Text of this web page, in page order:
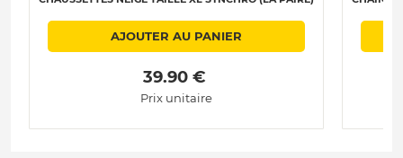
AJOUTER AU PANIER
39.90 €
Prix unitaire